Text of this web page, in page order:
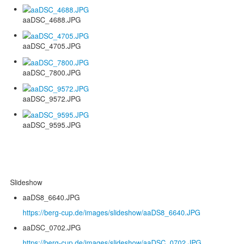
aaDSC_4688.JPG
aaDSC_4705.JPG
aaDSC_7800.JPG
aaDSC_9572.JPG
aaDSC_9595.JPG
Slideshow
aaDS8_6640.JPG
https://berg-cup.de/images/slideshow/aaDS8_6640.JPG
aaDSC_0702.JPG